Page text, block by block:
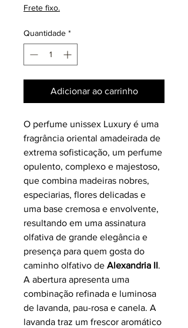
Frete fixo.
Quantidade *
Adicionar ao carrinho
O perfume unissex Luxury é uma
fragrância oriental amadeirada de
extrema sofisticação, um perfume
opulento, complexo e majestoso,
que combina madeiras nobres,
especiarias, flores delicadas e
uma base cremosa e envolvente,
resultando em uma assinatura
olfativa de grande elegância e
presença para quem gosta do
caminho olfativo de Alexandria II.
A abertura apresenta uma
combinação refinada e luminosa
de lavanda, pau-rosa e canela. A
lavanda traz um frescor aromático